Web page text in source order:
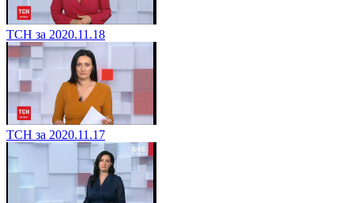
ТСН за 2020.11.18
ТСН за 2020.11.17